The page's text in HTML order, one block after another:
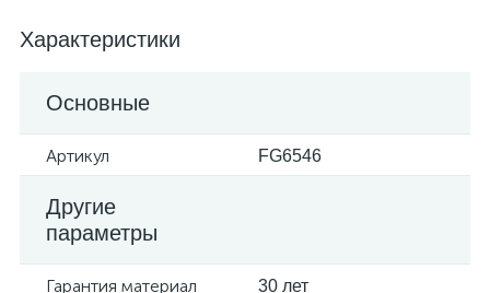
Характеристики
Основные
Артикул FG6546
Другие
параметры
Гарантия материал 30 лет